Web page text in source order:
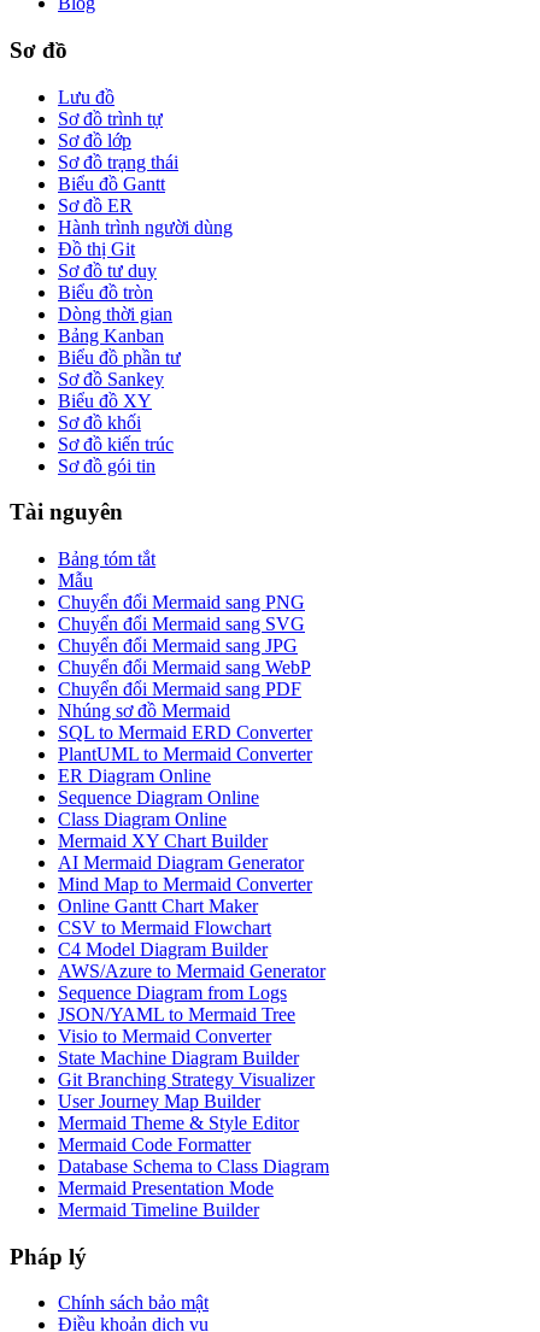
Sơ đồ
Lưu đồ
Sơ đồ trình tự
Sơ đồ lớp
Sơ đồ trạng thái
Biểu đồ Gantt
Sơ đồ ER
Hành trình người dùng
Đồ thị Git
Sơ đồ tư duy
Biểu đồ tròn
Dòng thời gian
Bảng Kanban
Biểu đồ phần tư
Sơ đồ Sankey
Biểu đồ XY
Sơ đồ khối
Sơ đồ kiến trúc
Sơ đồ gói tin
Tài nguyên
Bảng tóm tắt
Mẫu
Chuyển đổi Mermaid sang PNG
Chuyển đổi Mermaid sang SVG
Chuyển đổi Mermaid sang JPG
Chuyển đổi Mermaid sang WebP
Chuyển đổi Mermaid sang PDF
Nhúng sơ đồ Mermaid
SQL to Mermaid ERD Converter
PlantUML to Mermaid Converter
ER Diagram Online
Sequence Diagram Online
Class Diagram Online
Mermaid XY Chart Builder
AI Mermaid Diagram Generator
Mind Map to Mermaid Converter
Online Gantt Chart Maker
CSV to Mermaid Flowchart
C4 Model Diagram Builder
AWS/Azure to Mermaid Generator
Sequence Diagram from Logs
JSON/YAML to Mermaid Tree
Visio to Mermaid Converter
State Machine Diagram Builder
Git Branching Strategy Visualizer
User Journey Map Builder
Mermaid Theme & Style Editor
Mermaid Code Formatter
Database Schema to Class Diagram
Mermaid Presentation Mode
Mermaid Timeline Builder
Pháp lý
Chính sách bảo mật
Điều khoản dịch vụ